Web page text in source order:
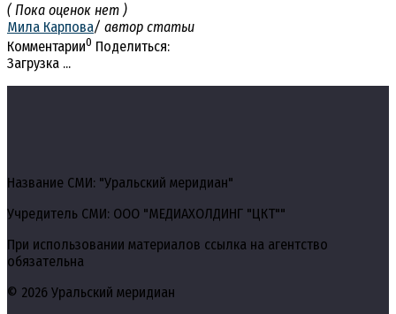
( Пока оценок нет )
Мила Карпова/ автор статьи
Комментарии0 Поделиться:
Загрузка ...
Название СМИ: "Уральский меридиан"
Учредитель СМИ: ООО "МЕДИАХОЛДИНГ "ЦКТ""
При использовании материалов ссылка на агентство
обязательна
© 2026 Уральский меридиан